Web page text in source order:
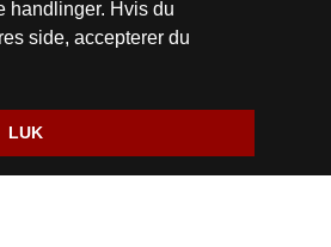
handlinger. Hvis du
side, accepterer du
LUK